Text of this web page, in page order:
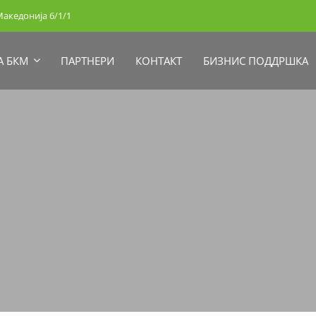
6/1/1
БКМ ПАРТНЕРИ КОНТАКТ БИЗНИС ПОДДРШКА